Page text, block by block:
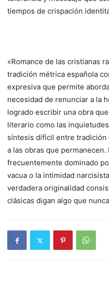
tiempos de crispación
«Romance de las cristianas
tradición métrica española
expresiva que permite
necesidad de renunciar a la
logrado escribir una obra
literario como las
síntesis difícil entre tradición
a las obras que
frecuentemente dominado
vacua o la intimidad
verdadera originalidad
clásicas digan algo que